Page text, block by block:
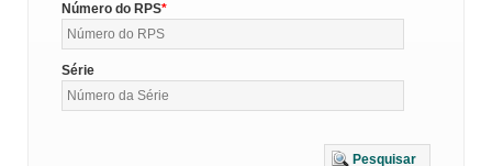
Número do RPS
Série
Pesquisar